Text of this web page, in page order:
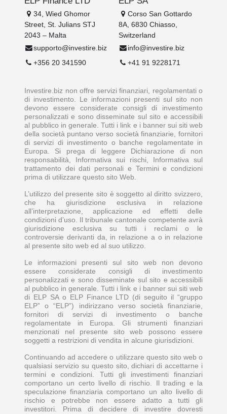
34, Wied Ghomor
Street, St. Julians STJ
2043 – Malta
supporto@investire.biz
+356 20 341590
Corso San Gottardo
8A, 6830 Chiasso,
Switzerland
info@investire.biz
+41 91 9228171
Investire.biz non offre servizi finanziari, regolamentati o
di investimento. Le informazioni presenti sul sito non
devono essere considerate consigli di investimento
personalizzati e sono disseminate sul sito e accessibili
al pubblico in generale. Tutti i link e i banner sui siti web
della società puntano verso società finanziarie, fornitori
di servizi di investimento o banche regolamentate in
Europa. Si prega di leggere Dichiarazione di non
responsabilità, Informativa sui rischi, Informativa sul
trattamento dei dati personali e Termini e condizioni
prima di utilizzare questo sito Web.
L’utilizzo del presente sito è soggetto al diritto svizzero,
che ha giurisdizione esclusiva in relazione
all’interpretazione, applicazione ed effetti delle
condizioni d’uso. Il tribunale cantonale competente avrà
giurisdizione esclusiva su tutti i reclami o le
controversie derivanti da, in relazione a o in relazione
al presente sito web ed al suo utilizzo.
Le informazioni presenti sul sito web non devono
essere considerate consigli di investimento
personalizzati e sono disseminate sul sito e accessibili
al pubblico in generale. Tutti i link e i banner sui siti web
di ELP SA o ELP Finance LTD (di seguito il “gruppo
ELP” o “ELP”) indirizzano verso società finanziarie,
fornitori di servizi di investimento o banche
regolamentate in Europa. Gli strumenti finanziari
menzionati nel presente sito web possono essere
soggetti a restrizioni di vendita in alcune giurisdizioni.
Continuando ad accedere o utilizzare questo sito web o
qualsiasi servizio su questo sito, dichiari di accettarne i
termini e condizioni. Tutti gli investimenti finanziari
comportano un certo livello di rischio. Il trading e la
speculazione finanziaria comportano un alto livello di
rischio e potrebbe non essere adatto a tutti gli
investitori. Prima di decidere di investire dovresti